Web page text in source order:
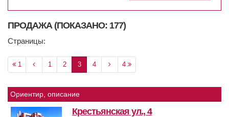
ПРОДАЖА (ПОКАЗАНО: 177)
Страницы:
1 1 2 3 4 4
Ориентир, описание
Крестьянская ул., 4